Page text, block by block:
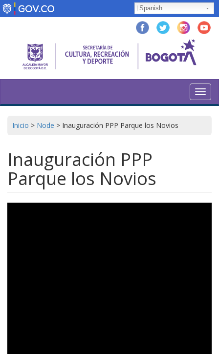
Skip
to
Spanish
Inicio > Node > Inauguración PPP Parque los Novios
Inauguración PPP
Parque los Novios